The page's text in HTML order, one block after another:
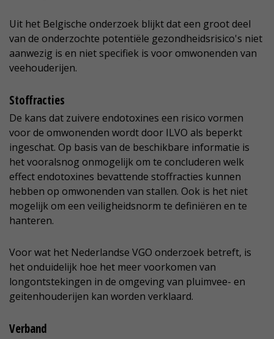
Uit het Belgische onderzoek blijkt dat een groot deel
van de onderzochte potentiële gezondheidsrisico's niet
aanwezig is en niet specifiek is voor omwonenden van
veehouderijen.
Stoffracties
De kans dat zuivere endotoxines een risico vormen
voor de omwonenden wordt door ILVO als beperkt
ingeschat. Op basis van de beschikbare informatie is
het vooralsnog onmogelijk om te concluderen welk
effect endotoxines bevattende stoffracties kunnen
hebben op omwonenden van stallen. Ook is het niet
mogelijk om een veiligheidsnorm te definiëren en te
hanteren.
Voor wat het Nederlandse VGO onderzoek betreft, is
het onduidelijk hoe het meer voorkomen van
longontstekingen in de omgeving van pluimvee- en
geitenhouderijen kan worden verklaard.
Verband